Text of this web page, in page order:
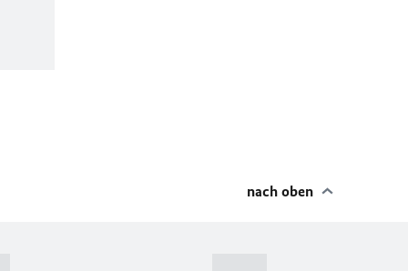
nach oben